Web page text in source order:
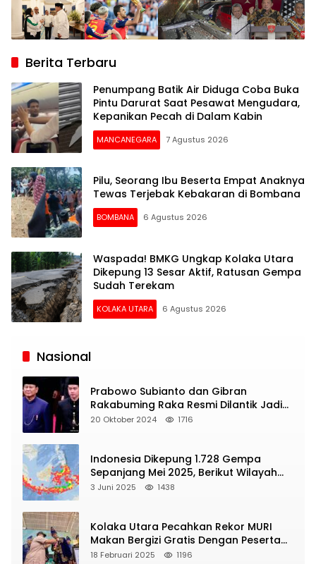
Berita Terbaru
Penumpang Batik Air Diduga Coba Buka
Pintu Darurat Saat Pesawat Mengudara,
Kepanikan Pecah di Dalam Kabin
MANCANEGARA 7 Agustus 2026
Pilu, Seorang Ibu Beserta Empat Anaknya
Tewas Terjebak Kebakaran di Bombana
BOMBANA 6 Agustus 2026
Waspada! BMKG Ungkap Kolaka Utara
Dikepung 13 Sesar Aktif, Ratusan Gempa
Sudah Terekam
KOLAKA UTARA 6 Agustus 2026
Siaran
Nasional
Prabowo Subianto dan Gibran
Rakabuming Raka Resmi Dilantik Jadi
Presiden dan Wapres RI
20 Oktober 2024 1716
Indonesia Dikepung 1.728 Gempa
Sepanjang Mei 2025, Berikut Wilayah
Yang Intens Diguncang!
3 Juni 2025 1438
Kolaka Utara Pecahkan Rekor MURI
Makan Bergizi Gratis Dengan Peserta
Terbanyak
18 Februari 2025 1196